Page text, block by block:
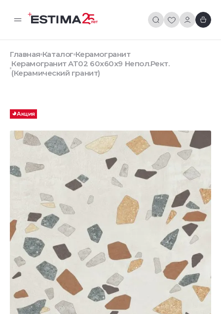
Главная Каталог Керамогранит
Керамогранит AT02 60x60x9 Непол.Рект.
(Керамический гранит)
Акция